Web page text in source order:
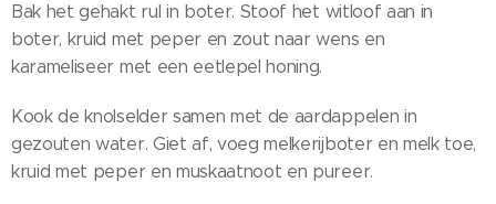
Bak het gehakt rul in boter. Stoof het witloof aan in
boter, kruid met peper en zout naar wens en
karameliseer met een eetlepel honing.
Kook de knolselder samen met de aardappelen in
gezouten water. Giet af, voeg melkerijboter en melk toe,
kruid met peper en muskaatnoot en pureer.